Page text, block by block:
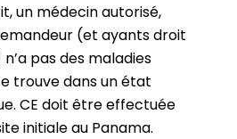
un médecin autorisé,
(et ayants droit
pas des maladies
trouve dans un état
CE doit être effectuée
initiale au Panama.